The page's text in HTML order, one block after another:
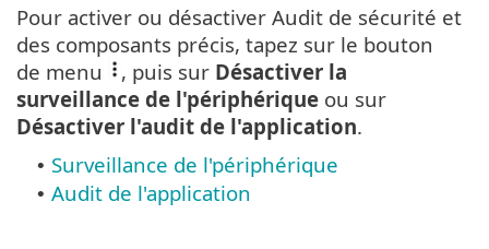
Pour activer ou désactiver Audit de sécurité et
des composants précis, tapez sur le bouton
de menu
, puis sur Désactiver la
surveillance de l'périphérique ou sur
Désactiver l'audit de l'application.
• Surveillance de l'périphérique
• Audit de l'application